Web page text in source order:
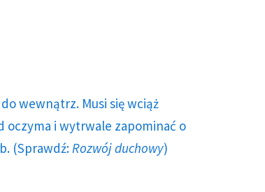
wewnątrz. Musi się wciąż
oczyma i wytrwale zapominać o
(Sprawdź: Rozwój duchowy)